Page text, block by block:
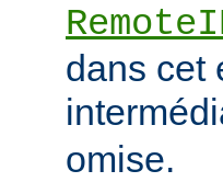
dans cet
omise.